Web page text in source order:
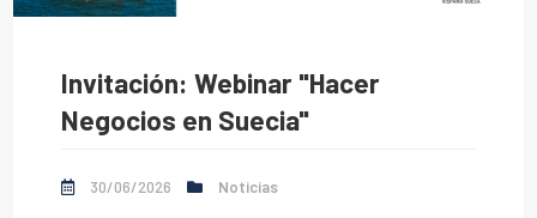
Invitación: Webinar "Hacer
Negocios en Suecia"
30/06/2026 Noticias